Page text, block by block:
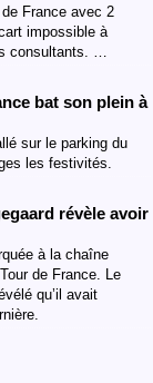
France avec 2
impossible à
consultants. …
bat son plein à
sur le parking du
les festivités.
révèle avoir
à la chaîne
de France. Le
qu’il avait